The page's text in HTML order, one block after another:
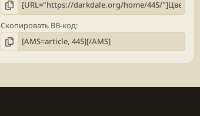
Скопировать BB-код